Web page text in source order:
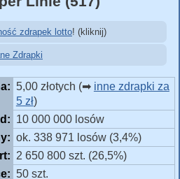
zdrapek lotto! (kliknij)
Zdrapki
5,00 złotych (➡ inne zdrapki za
5 zł)
10 000 000 losów
ok. 338 971 losów (3,4%)
2 650 800 szt. (26,5%)
50 szt.